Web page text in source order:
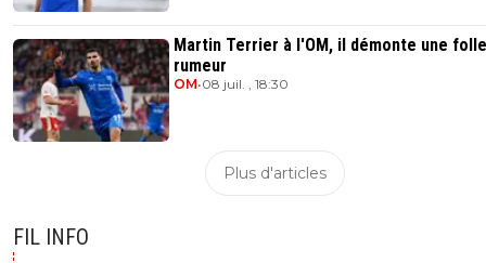
Martin Terrier à l'OM, il démonte une folle
rumeur
OM•08 juil. , 18:30
Plus d'articles
FIL INFO